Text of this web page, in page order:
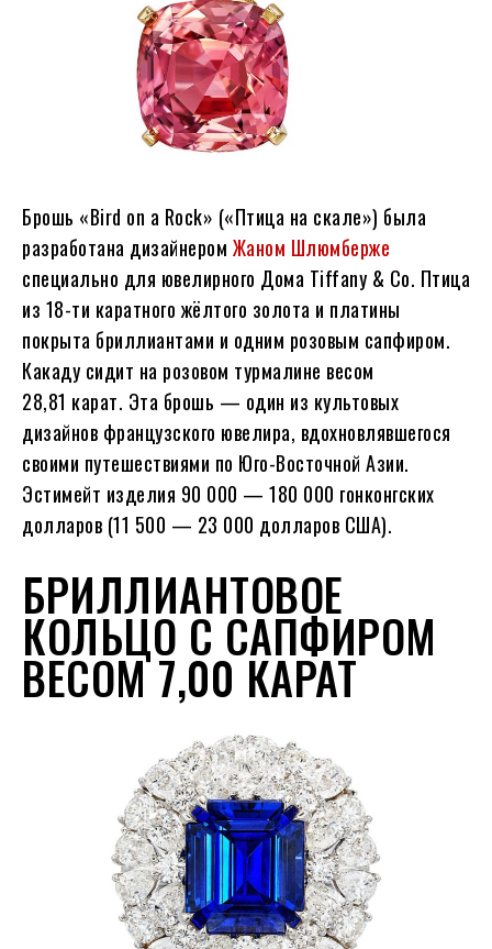
Брошь «Bird on a Rock» («Птица на скале») была
разработана дизайнером Жаном Шлюмберже
специально для ювелирного Дома Tiffany & Co. Птица
из 18-ти каратного жёлтого золота и платины
покрыта бриллиантами и одним розовым сапфиром.
Какаду сидит на розовом турмалине весом
28,81 карат. Эта брошь — один из культовых
дизайнов французского ювелира, вдохновлявшегося
своими путешествиями по Юго-Восточной Азии.
Эстимейт изделия 90 000 — 180 000 гонконгских
долларов (11 500 — 23 000 долларов США).
БРИЛЛИАНТОВОЕ
КОЛЬЦО С САПФИРОМ
ВЕСОМ 7,00 КАРАТ